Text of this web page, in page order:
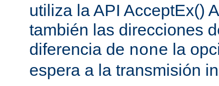
utiliza la API AcceptEx()
también las direcciones
diferencia de none la
espera a la transmisión